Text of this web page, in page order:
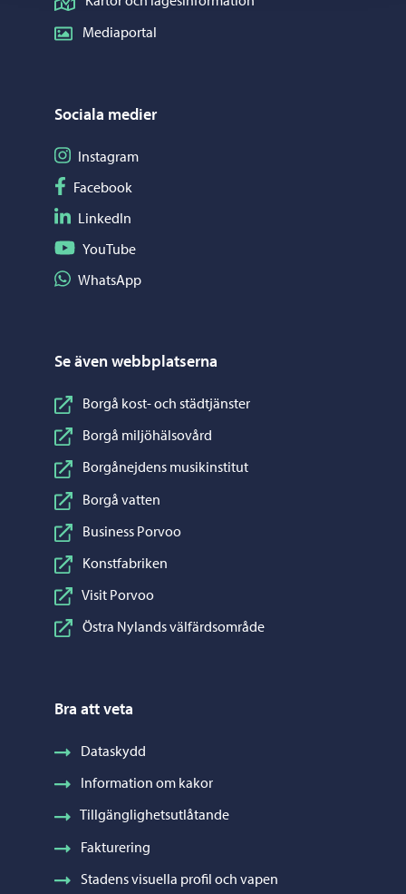
Mediaportal
Sociala medier
Följ på Instagram
Instagram
Följ på Facebook
Facebook
Följ på LinkedIn
LinkedIn
Följ på YouTube
YouTube
Dela på WhatsApp
WhatsApp
Se även webbplatserna
Borgå kost- och städtjänster
Borgå miljöhälsovård
Borgånejdens musikinstitut
Borgå vatten
Business Porvoo
Konstfabriken
Visit Porvoo
Östra Nylands välfärdsområde
Bra att veta
Dataskydd
Information om kakor
Tillgänglighetsutlåtande
Fakturering
Stadens visuella profil och vapen